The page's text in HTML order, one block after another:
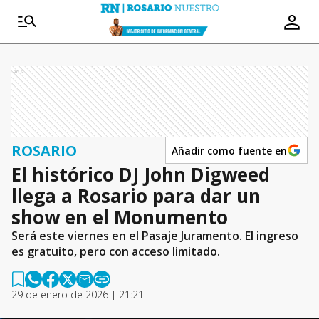
Ads
ROSARIO Añadir como fuente en
El histórico DJ John Digweed
llega a Rosario para dar un
show en el Monumento
Será este viernes en el Pasaje Juramento. El ingreso
es gratuito, pero con acceso limitado.
29 de enero de 2026 | 21:21